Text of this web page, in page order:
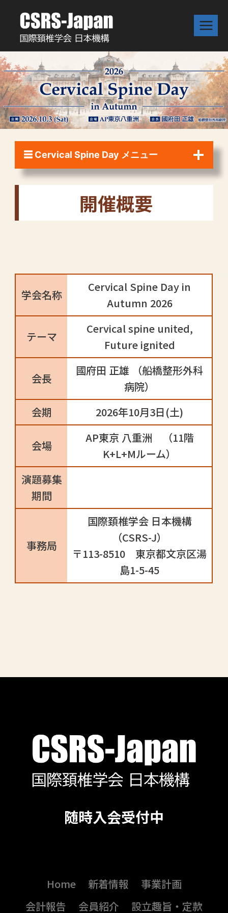
ス
キ
ッ
プ
☰ Cervical Spine Day メニュー
開催概要
学会名称
Cervical Spine Day in
Autumn 2026
テーマ
Cervical spine united,
Future ignited
会長
國府田 正雄 （船橋整形外科
病院）
会期
2026年10月3日(土)
会場
AP東京 八重洲 （11階
K+L+Mルーム）
演題募集
期間
事務局
国際頚椎学会 日本機構
（CSRS-J）
〒113-8510 東京都文京区湯
島1-5-45
随時入会受付中
Home 新着情報
事業計画
会計報告
会員紹介 設立趣旨・定款